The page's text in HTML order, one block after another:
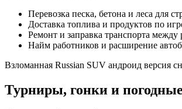
Перевозка песка, бетона и леса для
Доставка топлива и продуктов по
Ремонт и заправка транспорта между
Найм работников и расширение
Взломанная Russian SUV андроид версия
Турниры, гонки и